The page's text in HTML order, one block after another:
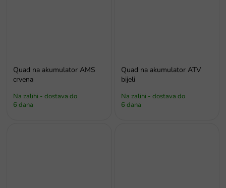
Quad na akumulator AMS
crvena
Na zalihi - dostava do
6 dana
Quad na akumulator ATV
bijeli
Na zalihi - dostava do
6 dana